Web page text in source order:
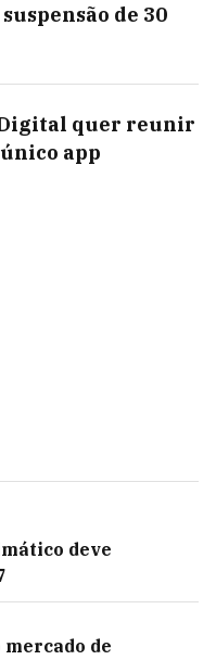
de 30
Digital quer reunir
app
deve
de